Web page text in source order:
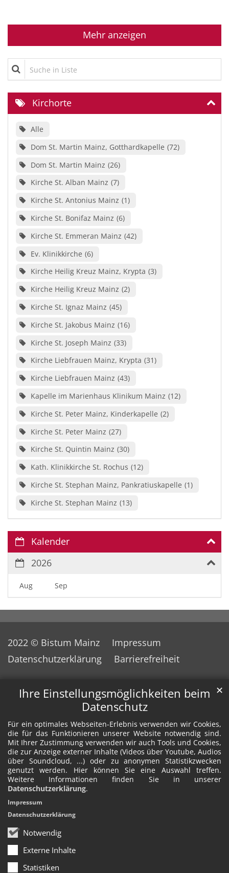
Ihre Einstellungsmöglichkeiten beim
Datenschutz
Für ein optimales Webseiten-Erlebnis verwenden wir Cookies,
die für das Funktionieren unserer Website notwendig sind.
Mit Ihrer Zustimmung verwenden wir auch Tools und Cookies,
die zur Anzeige externer Inhalte (Videos über Youtube, Audios
über Soundcloud, ...) oder zu anonymen Statistikzwecken
genutzt werden. Hier können Sie eine Auswahl treffen.
Weitere Informationen finden Sie in unserer
Datenschutzerklärung.
Notwendig
Externe Inhalte
Statistiken
✕
Impressum
Datenschutzerklärung
Mehr anzeigen
Suche in Liste
Kirchorte
Alle
Dom St. Martin Mainz, Gotthardkapelle 72
Dom St. Martin Mainz 26
Kirche St. Alban Mainz 7
Kirche St. Antonius Mainz 1
Kirche St. Bonifaz Mainz 6
Kirche St. Emmeran Mainz 42
Ev. Klinikkirche 6
Kirche Heilig Kreuz Mainz, Krypta 3
Kirche Heilig Kreuz Mainz 2
Kirche St. Ignaz Mainz 45
Kirche St. Jakobus Mainz 16
Kirche St. Joseph Mainz 33
Kirche Liebfrauen Mainz, Krypta 31
Kirche Liebfrauen Mainz 43
Kapelle im Marienhaus Klinikum Mainz 12
Kirche St. Peter Mainz, Kinderkapelle 2
Kirche St. Peter Mainz 27
Kirche St. Quintin Mainz 30
Kath. Klinikkirche St. Rochus 12
Kirche St. Stephan Mainz, Pankratiuskapelle 1
Kirche St. Stephan Mainz 13
Kalender
2026
Aug Sep
2022 © Bistum Mainz
Impressum
Datenschutzerklärung
Barrierefreiheit